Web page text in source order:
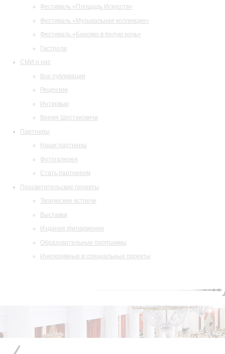
Фестиваль «Площадь Искусств»
Фестиваль «Музыкальная коллекция»
Фестиваль «Барокко в белую ночь»
Гастроли
СМИ о нас
Все публикации
Рецензии
Интервью
Время Шостаковича
Партнеры
Наши партнеры
Фотогалерея
Стать партнером
Просветительские проекты
Творческие встречи
Выставки
Издания филармонии
Образовательные программы
Инклюзивные и специальные проекты